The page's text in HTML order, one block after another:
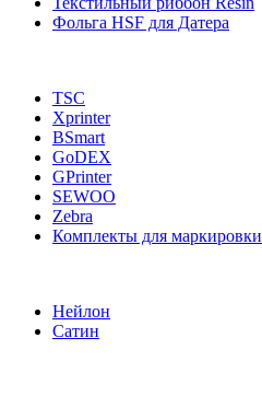
Фольга HSF для Датера
TSC
Xprinter
BSmart
GoDEX
GPrinter
SEWOO
Zebra
Комплекты для маркировки
Нейлон
Сатин